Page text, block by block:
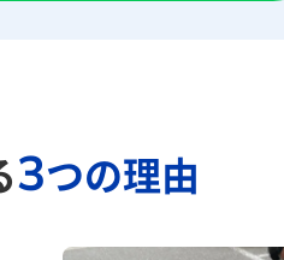
3つの理由